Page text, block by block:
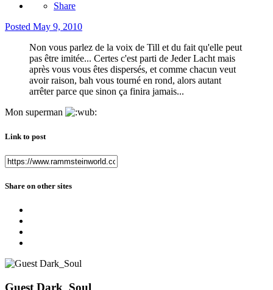
Share
Posted May 9, 2010
Non vous parlez de la voix de Till et du fait qu'elle peut
pas être imitée... Certes c'est parti de Jeder Lacht mais
après vous vous êtes dispersés, et comme chacun veut
avoir raison, bah vous tourné en rond, alors autant
arrêter parce que sinon ça finira jamais...
Mon superman
Link to post
Share on other sites
Guest Dark_Soul